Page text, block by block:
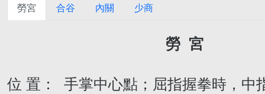
勞宮 合谷 內關 少商
勞 宮
位 置： 手掌中心點；屈指握拳時，中